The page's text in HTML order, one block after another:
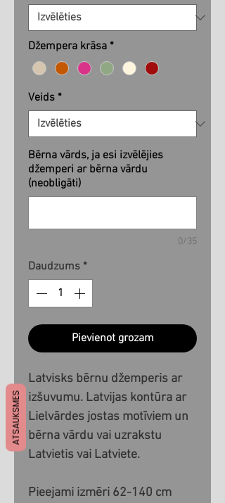
Džempera krāsa *
Veids *
Bērna vārds, ja esi izvēlējies
džemperi ar bērna vārdu
(neobligāti)
0/35
Daudzums *
Pievienot grozam
Latvisks bērnu džemperis ar
izšuvumu. Latvijas kontūra ar
Lielvārdes jostas motīviem un
bērna vārdu vai uzrakstu
Latvietis vai Latviete.
Pieejami izmēri 62-140 cm
ATSAUKSMES